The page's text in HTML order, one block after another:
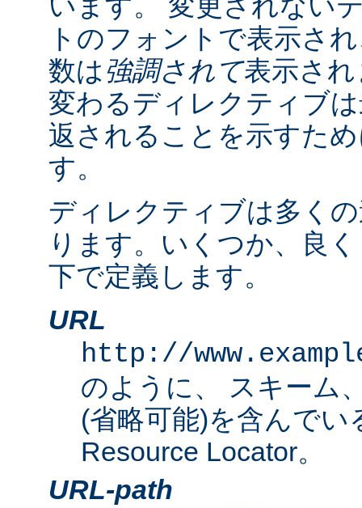
トのフォントで表示さ
数は強調されて表示さ
変わるディレクティブ
返されることを示すた
す。
ディレクティブは多く
ります。いくつか、良
下で定義します。
URL
http://
のように、 スキーム
(省略可能)を含んでい
Resource Locator。
URL-path